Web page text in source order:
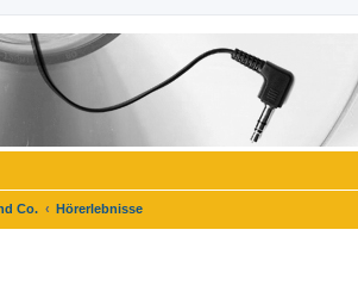
Co. Hörerlebnisse